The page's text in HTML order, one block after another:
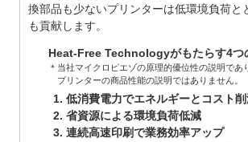
換部品も少ないプリンターは低環境負荷と
も貢献します。
Heat-Free Technologyがもたらす4つ
＊当社マイクロピエゾの原理的優位性の説明であ
プリンターの商品性能の説明ではありません。
低消費電力でエネルギーとコスト
省資源による環境負荷低減
連続高速印刷で業務効率アップ